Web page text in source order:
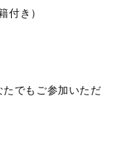
付き）
でもご参加いただ